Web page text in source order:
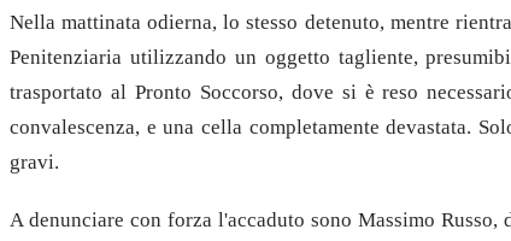
Nella mattinata odierna, lo stesso detenuto, mentre
Penitenziaria utilizzando un oggetto tagliente,
trasportato al Pronto Soccorso, dove si è reso
convalescenza, e una cella completamente devastata.
gravi.
A denunciare con forza l'accaduto sono Massimo